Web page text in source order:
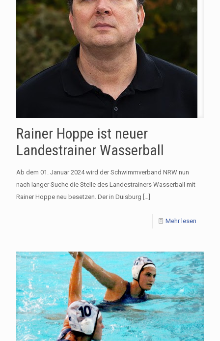
Rainer Hoppe ist neuer
Landestrainer Wasserball
Ab dem 01. Januar 2024 wird der Schwimmverband NRW nun
nach langer Suche die Stelle des Landestrainers Wasserball mit
Rainer Hoppe neu besetzen. Der in Duisburg […]
Mehr lesen